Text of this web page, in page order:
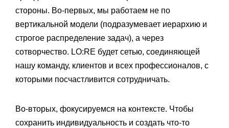
стороны. Во-первых, мы работаем не по
вертикальной модели (подразумевает иерархию и
строгое распределение задач), а через
сотворчество. LO:RE будет сетью, соединяющей
нашу команду, клиентов и всех профессионалов, с
которыми посчастливится сотрудничать.
Во-вторых, фокусируемся на контексте. Чтобы
сохранить индивидуальность и создать что-то